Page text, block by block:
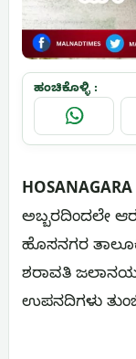
ಹಂಚಿಕೊಳ್ಳಿ :
WhatsApp
HOSANAGARA |
ಅಬ್ಬರದಿಂದಲೇ
ಹೊಸನಗರ
ಶರಾವತಿ
ಉಪನದಿಗಳು